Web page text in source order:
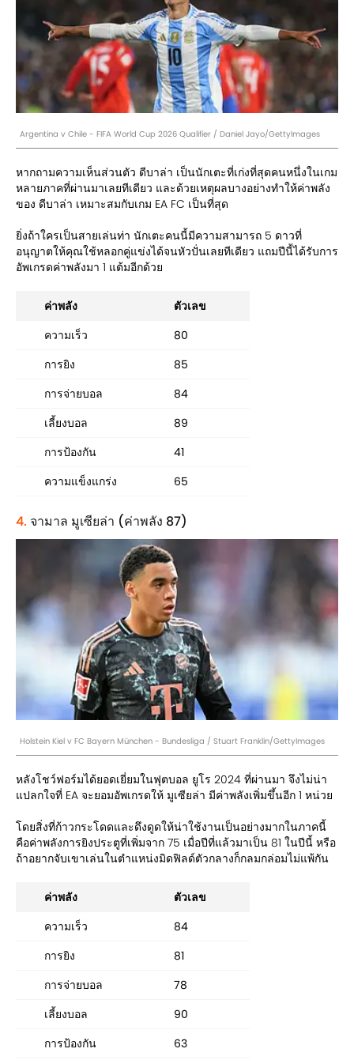
Argentina v Chile - FIFA World Cup 2026 Qualifier / Daniel Jayo/GettyImages
หากถามความเห็นส่วนตัว ดีบาล่า เป็นนักเตะที่เก่งที่สุดคนหนึ่งในเกม
หลายภาคที่ผ่านมาเลยทีเดียว และด้วยเหตุผลบางอย่างทำให้ค่าพลัง
ของ ดีบาล่า เหมาะสมกับเกม EA FC เป็นที่สุด
ยิ่งถ้าใครเป็นสายเล่นท่า นักเตะคนนี้มีความสามารถ 5 ดาวที่
อนุญาตให้คุณใช้หลอกคู่แข่งได้จนหัวปั่นเลยทีเดียว แถมปีนี้ได้รับการ
อัพเกรดค่าพลังมา 1 แต้มอีกด้วย
ค่าพลัง
ตัวเลข
ความเร็ว
80
การยิง
85
การจ่ายบอล
84
เลี้ยงบอล
89
การป้องกัน
41
ความแข็งแกร่ง
65
4. จามาล มูเซียล่า (ค่าพลัง 87)
Holstein Kiel v FC Bayern München - Bundesliga / Stuart Franklin/GettyImages
หลังโชว์ฟอร์มได้ยอดเยี่ยมในฟุตบอล ยูโร 2024 ที่ผ่านมา จึงไม่น่า
แปลกใจที่ EA จะยอมอัพเกรดให้ มูเซียล่า มีค่าพลังเพิ่มขึ้นอีก 1 หน่วย
โดยสิ่งที่ก้าวกระโดดและดึงดูดให้น่าใช้งานเป็นอย่างมากในภาคนี้
คือค่าพลังการยิงประตูที่เพิ่มจาก 75 เมื่อปีที่แล้วมาเป็น 81 ในปีนี้ หรือ
ถ้าอยากจับเขาเล่นในตำแหน่งมิดฟิลด์ตัวกลางก็กลมกล่อมไม่แพ้กัน
ค่าพลัง
ตัวเลข
ความเร็ว
84
การยิง
81
การจ่ายบอล
78
เลี้ยงบอล
90
การป้องกัน
63